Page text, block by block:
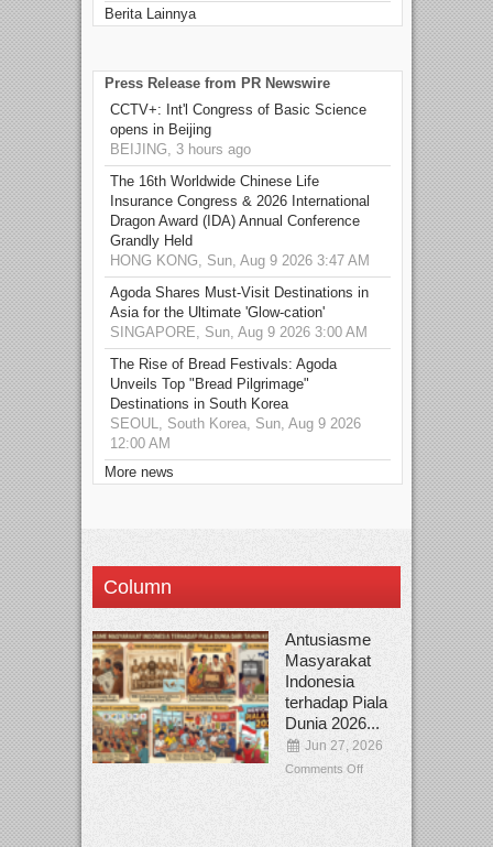
Berita Lainnya
Press Release from PR Newswire
CCTV+: Int'l Congress of Basic Science
opens in Beijing
BEIJING, 3 hours ago
The 16th Worldwide Chinese Life
Insurance Congress & 2026 International
Dragon Award (IDA) Annual Conference
Grandly Held
HONG KONG, Sun, Aug 9 2026 3:47 AM
Agoda Shares Must-Visit Destinations in
Asia for the Ultimate 'Glow-cation'
SINGAPORE, Sun, Aug 9 2026 3:00 AM
The Rise of Bread Festivals: Agoda
Unveils Top "Bread Pilgrimage"
Destinations in South Korea
SEOUL, South Korea, Sun, Aug 9 2026
12:00 AM
More news
Column
Antusiasme
Masyarakat
Indonesia
terhadap Piala
Dunia 2026...
Jun 27, 2026
Comments Off